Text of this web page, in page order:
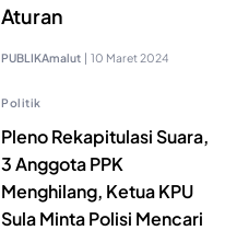
Aturan
PUBLIKAmalut | 10 Maret 2024
Politik
Pleno Rekapitulasi Suara,
3 Anggota PPK
Menghilang, Ketua KPU
Sula Minta Polisi Mencari